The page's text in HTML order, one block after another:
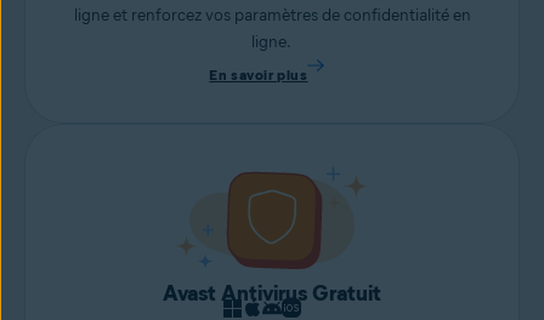
ligne et renforcez vos paramètres de confidentialité en
ligne.
En savoir plus
Avast Antivirus Gratuit